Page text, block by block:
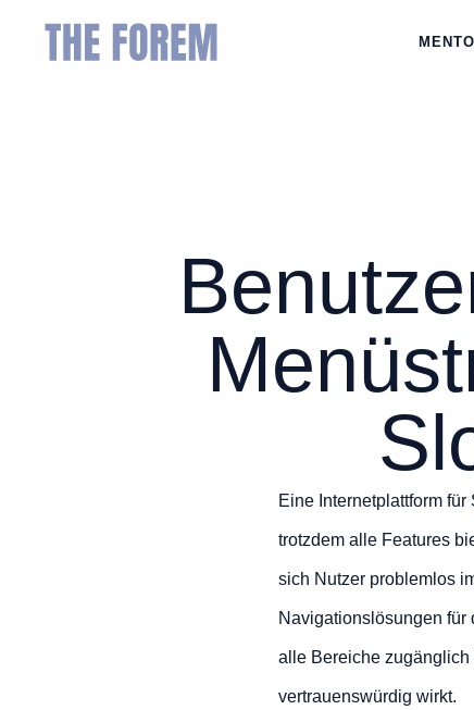
Eine Internetplattform
trotzdem alle Features
sich Nutzer problemlos
Navigationslösungen für
alle Bereiche
vertrauenswürdig wirkt.